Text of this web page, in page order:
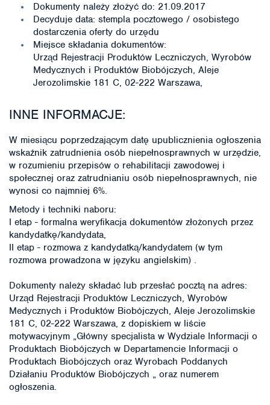
Dokumenty należy złożyć do: 21.09.2017
Decyduje data: stempla pocztowego / osobistego
dostarczenia oferty do urzędu
Miejsce składania dokumentów:
Urząd Rejestracji Produktów Leczniczych, Wyrobów
Medycznych i Produktów Biobójczych, Aleje
Jerozolimskie 181 C, 02-222 Warszawa,
INNE INFORMACJE:
W miesiącu poprzedzającym datę upublicznienia ogłoszenia
wskaźnik zatrudnienia osób niepełnosprawnych w urzędzie,
w rozumieniu przepisów o rehabilitacji zawodowej i
społecznej oraz zatrudnianiu osób niepełnosprawnych, nie
wynosi co najmniej 6%.
Metody i techniki naboru:
I etap - formalna weryfikacja dokumentów złożonych przez
kandydatkę/kandydata,
II etap - rozmowa z kandydatką/kandydatem (w tym
rozmowa prowadzona w języku angielskim) .
Dokumenty należy składać lub przesłać pocztą na adres:
Urząd Rejestracji Produktów Leczniczych, Wyrobów
Medycznych i Produktów Biobójczych, Aleje Jerozolimskie
181 C, 02-222 Warszawa, z dopiskiem w liście
motywacyjnym „Główny specjalista w Wydziale Informacji o
Produktach Biobójczych w Departamencie Informacji o
Produktach Biobójczych oraz Wyrobach Poddanych
Działaniu Produktów Biobójczych „ oraz numerem
ogłoszenia.